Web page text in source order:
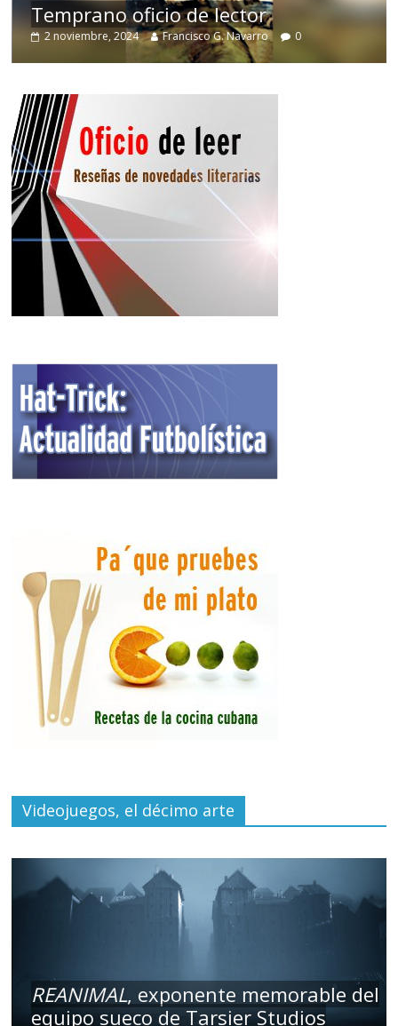
Temprano oficio de lector
2 noviembre, 2024 Francisco G. Navarro 0
Videojuegos, el décimo arte
REANIMAL, exponente memorable del
equipo sueco de Tarsier Studios